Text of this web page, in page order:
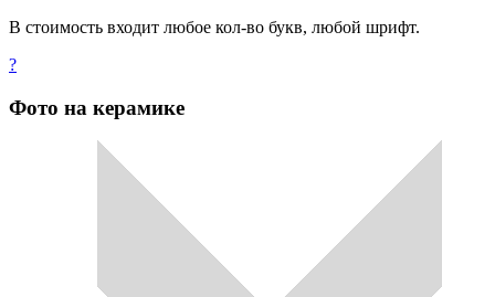
В стоимость входит любое кол-во букв, любой шрифт.
?
Фото на керамике